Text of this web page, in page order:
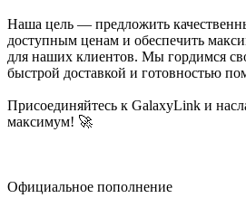
Наша цель — предложить
доступным ценам и обеспечить
для наших клиентов. Мы гордимся
быстрой доставкой и готовностью
Присоединяйтесь к GalaxyLink и
максимум! 🚀
Официальное пополнение